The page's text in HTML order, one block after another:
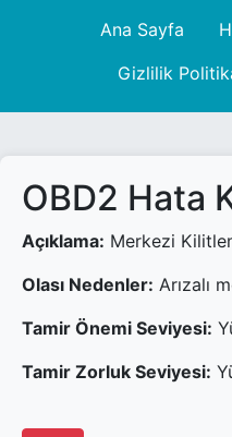
Ana Sayfa
Gizlilik
OBD2 Hata
Açıklama: Merkezi
Olası Nedenler: Arızalı
Tamir Önemi Seviyesi:
Tamir Zorluk Seviyesi: